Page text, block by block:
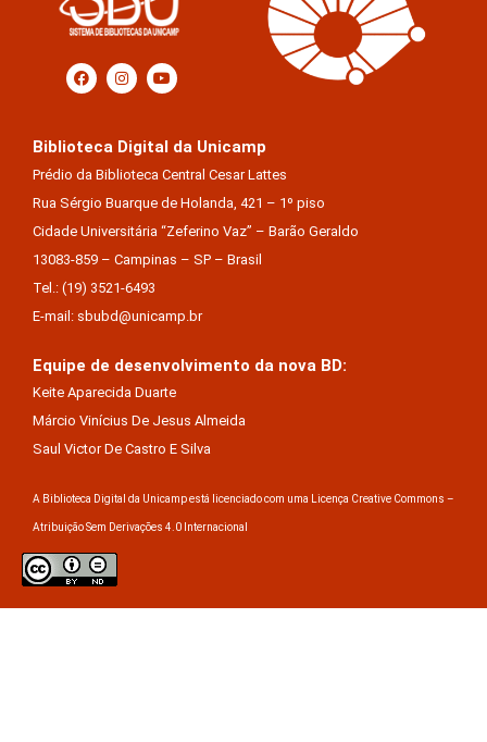
Biblioteca Digital da Unicamp
Prédio da Biblioteca Central Cesar Lattes
Rua Sérgio Buarque de Holanda, 421 – 1º piso
Cidade Universitária “Zeferino Vaz” – Barão Geraldo
13083-859 – Campinas – SP – Brasil
Tel.: (19) 3521-6493
E-mail: sbubd@unicamp.br
Equipe de desenvolvimento da nova BD:
Keite Aparecida Duarte
Márcio Vinícius De Jesus Almeida
Saul Victor De Castro E Silva
A Biblioteca Digital da Unicamp está licenciado com uma Licença Creative Commons –
Atribuição Sem Derivações 4.0 Internacional